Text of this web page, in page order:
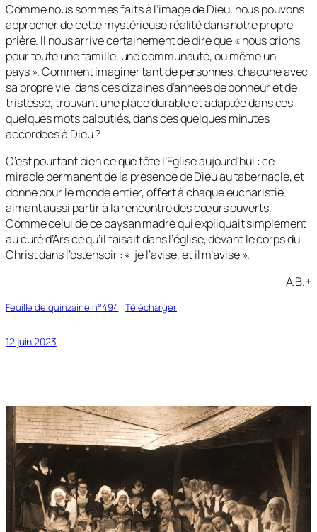
Comme nous sommes faits à l’image de Dieu, nous pouvons
approcher de cette mystérieuse réalité dans notre propre
prière. Il nous arrive certainement de dire que «nous prions
pour toute une famille, une communauté, ou même un
pays». Comment imaginer tant de personnes, chacune avec
sa propre vie, dans ces dizaines d’années de bonheur et de
tristesse, trouvant une place durable et adaptée dans ces
quelques mots balbutiés, dans ces quelques minutes
accordées à Dieu ?
C’est pourtant bien ce que fête l’Eglise aujourd’hui : ce
miracle permanent de la présence de Dieu au tabernacle, et
donné pour le monde entier, offert à chaque eucharistie,
aimant aussi partir à la rencontre des cœurs ouverts.
Comme celui de ce paysan madré qui expliquait simplement
au curé d’Ars ce qu’il faisait dans l’église, devant le corps du
Christ dans l’ostensoir : « je l’avise, et il m’avise».
A.B.+
Feuille de quinzaine n°494 Télécharger
12 juin 2023